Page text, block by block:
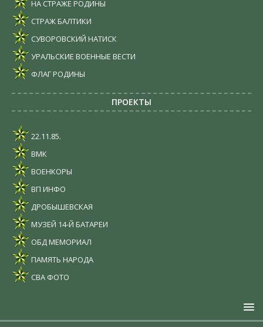
НА СТРАЖЕ РОДИНЫ
СТРАЖ БАЛТИКИ
СУВОРОВСКИЙ НАТИСК
УРАЛЬСКИЕ ВОЕННЫЕ ВЕСТИ
ФЛАГ РОДИНЫ
ПРОЕКТЫ
22.11.85.
ВМК
ВОЕНКОРЫ
ВП ИНФО
ДРОБЫШЕВСКАЯ
МУЗЕЙ 14-Й БАТАРЕИ
ОБД МЕМОРИАЛ
ПАМЯТЬ НАРОДА
СВА ФОТО